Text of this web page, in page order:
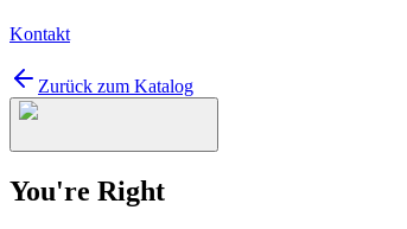
Kontakt
Zurück zum Katalog
You're Right